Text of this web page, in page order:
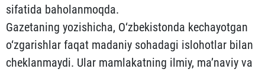
sifatida baholanmoqda.
Gazetaning yozishicha, O‘zbekistonda kechayotgan
o‘zgarishlar faqat madaniy sohadagi islohotlar bilan
cheklanmaydi. Ular mamlakatning ilmiy, ma’naviy va